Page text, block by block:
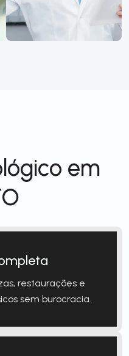
em
restaurações e
sem burocracia.